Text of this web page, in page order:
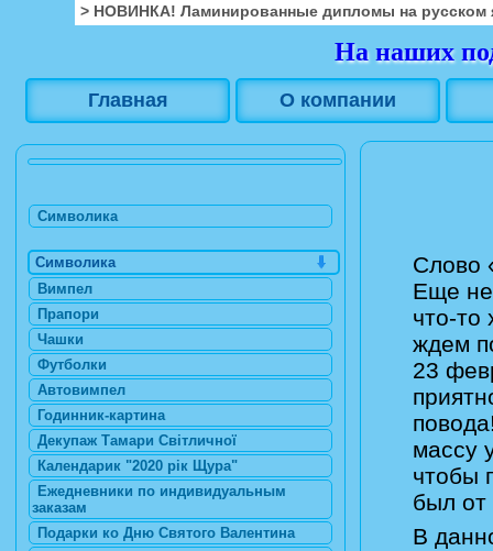
> НОВИНКА! Ламинированные дипломы на русском
На наших
Главная О компании
Слово
Еще не
что-
ждем
23
массу
чтобы
был от
В
Символика
Символика
Вимпел
Прапори
Чашки
Футболки
Автовимпел
Годинник-картина
Декупаж Тамари Світличної
Календарик "2020 рік Щура"
Ежедневники по индивидуальным
заказам
Подарки ко Дню Святого Валентина